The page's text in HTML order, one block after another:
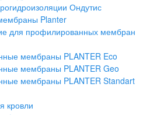
Ондутис
Planter
для профилированных мембран
мембраны PLANTER Eco
мембраны PLANTER Geo
мембраны PLANTER Standart
кровли